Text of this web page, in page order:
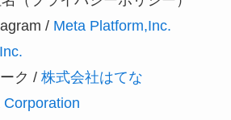
/ Meta Platform,Inc.
ク / 株式会社はてな